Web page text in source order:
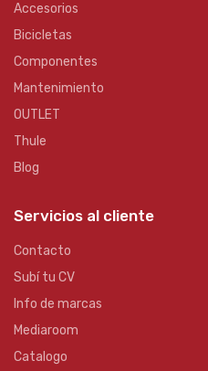
Accesorios
Bicicletas
Componentes
Mantenimiento
OUTLET
Thule
Blog
Servicios al cliente
Contacto
Subí tu CV
Info de marcas
Mediaroom
Catalogo